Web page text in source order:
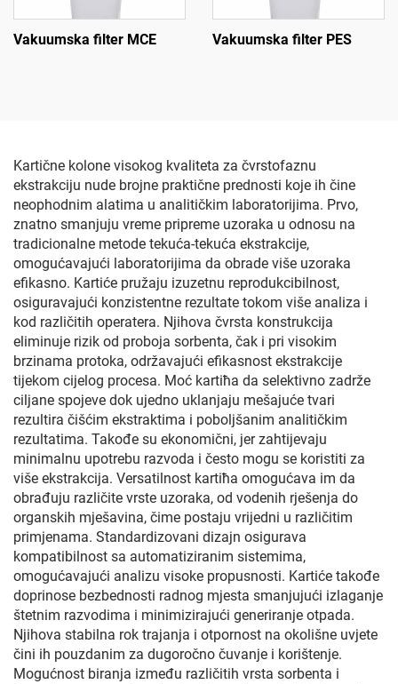
Vakuumska filter MCE Vakuumska filter PES
Kartične kolone visokog kvaliteta za čvrstofaznu
ekstrakciju nude brojne praktične prednosti koje ih čine
neophodnim alatima u analitičkim laboratorijima. Prvo,
znatno smanjuju vreme pripreme uzoraka u odnosu na
tradicionalne metode tekuća-tekuća ekstrakcije,
omogućavajući laboratorijima da obrade više uzoraka
efikasno. Kartiće pružaju izuzetnu reprodukcibilnost,
osiguravajući konzistentne rezultate tokom više analiza i
kod različitih operatera. Njihova čvrsta konstrukcija
eliminuјe rizik od proboja sorbenta, čak i pri visokim
brzinama protoka, održavajući efikasnost ekstrakcije
tijekom cijelog procesa. Moć kartiћa da selektivno zadrže
ciljane spojeve dok ujedno uklanjaju mešajuće tvari
rezultira čišćim ekstraktima i poboljšanim analitičkim
rezultatima. Takođe su ekonomični, jer zahtijevaju
minimalnu upotrebu razvoda i često mogu se koristiti za
više ekstrakcija. Versatilnost kartiћa omogućava im da
obrađuju različite vrste uzoraka, od vodenih rješenja do
organskih mješavina, čime postaju vrijedni u različitim
primjenama. Standardizovani dizajn osigurava
kompatibilnost sa automatiziranim sistemima,
omogućavajući analizu visoke propusnosti. Kartiće takođe
doprinosе bezbednosti radnog mjesta smanjujući izlaganje
štetnim razvodima i minimizirajući generiranje otpada.
Njihova stabilna rok trajanja i otpornost na okolišne uvjete
čini ih pouzdanim za dugoročno čuvanje i korištenje.
Mogućnost biranja između različitih vrsta sorbenta i